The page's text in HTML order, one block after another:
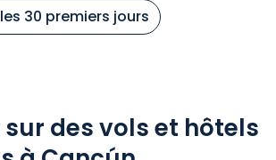
30 premiers jours
des vols et hôtels